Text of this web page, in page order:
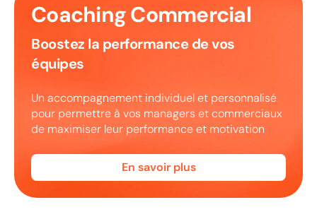
Coaching Commercial
Boostez la performance de vos
équipes
Un accompagnement individuel et personnalisé
pour permettre à vos managers et commerciaux
de maximiser leur performance et motivation
En savoir plus